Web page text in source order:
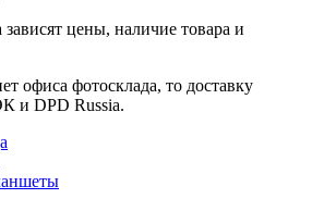
цены, наличие товара и
офиса фотосклада, то доставку
и DPD Russia.